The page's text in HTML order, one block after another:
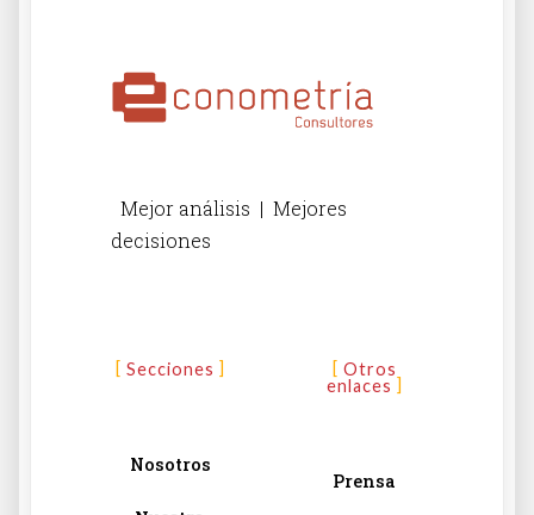
Mejor análisis | Mejores
decisiones
Secciones
Nosotros
Otros
enlaces
Prensa